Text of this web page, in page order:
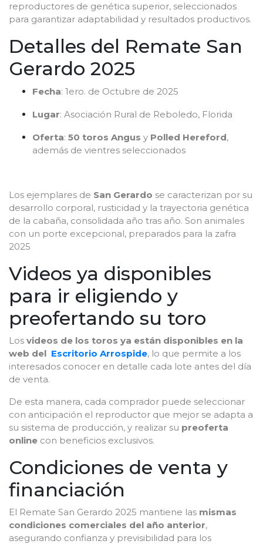
reproductores de genética superior, seleccionados
para garantizar adaptabilidad y resultados productivos.
Detalles del Remate San
Gerardo 2025
Fecha: 1ero. de Octubre de 2025
Lugar: Asociación Rural de Reboledo, Florida
Oferta: 50 toros Angus y Polled Hereford,
además de vientres seleccionados
Los ejemplares de San Gerardo se caracterizan por su
desarrollo corporal, rusticidad y la trayectoria genética
de la cabaña, consolidada año tras año. Son animales
con un porte excepcional, preparados para la zafra
2025
Videos ya disponibles
para ir eligiendo y
preofertando su toro
Los videos de los toros ya están disponibles en la
web del Escritorio Arrospide, lo que permite a los
interesados conocer en detalle cada lote antes del día
de venta.
De esta manera, cada comprador puede seleccionar
con anticipación el reproductor que mejor se adapta a
su sistema de producción, y realizar su preoferta
online con beneficios exclusivos.
Condiciones de venta y
financiación
El Remate San Gerardo 2025 mantiene las mismas
condiciones comerciales del año anterior,
asegurando confianza y previsibilidad para los